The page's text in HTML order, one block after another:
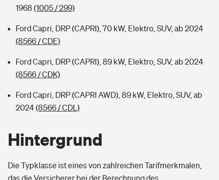
1968 (1005 / 299)
Ford Capri, DRP (CAPRI), 70 kW, Elektro, SUV, ab 2024
(8566 / CDE)
Ford Capri, DRP (CAPRI), 89 kW, Elektro, SUV, ab 2024
(8566 / CDK)
Ford Capri, DRP (CAPRI AWD), 89 kW, Elektro, SUV, ab
2024(8566 / CDL)
Hintergrund
Die Typklasse ist eines von zahlreichen Tarifmerkmalen,
das die Versicherer bei der Berechnung des